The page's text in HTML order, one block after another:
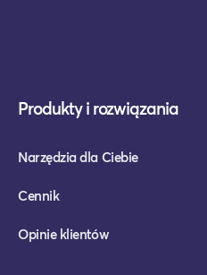
Produkty i rozwiązania
Narzędzia dla Ciebie
Cennik
Opinie klientów